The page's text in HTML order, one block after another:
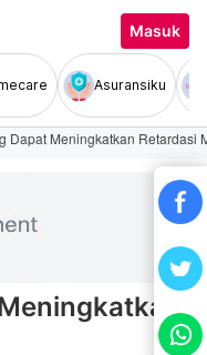
Masuk
Asuransiku
Dapat Meningkatkan Retardasi